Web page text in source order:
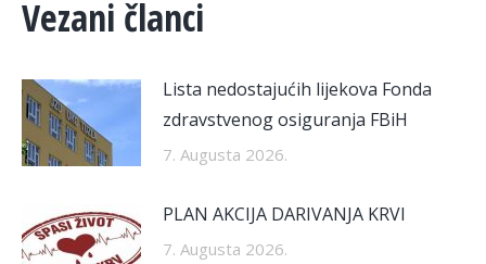
Vezani članci
Lista nedostajućih lijekova Fonda
zdravstvenog osiguranja FBiH
7. Augusta 2026.
PLAN AKCIJA DARIVANJA KRVI
7. Augusta 2026.